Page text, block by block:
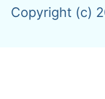
Copyright (c)